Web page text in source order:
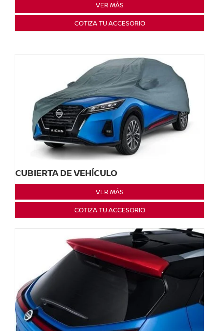
VER MÁS
COTIZA TU ACCESORIO
CUBIERTA DE VEHÍCULO
VER MÁS
COTIZA TU ACCESORIO